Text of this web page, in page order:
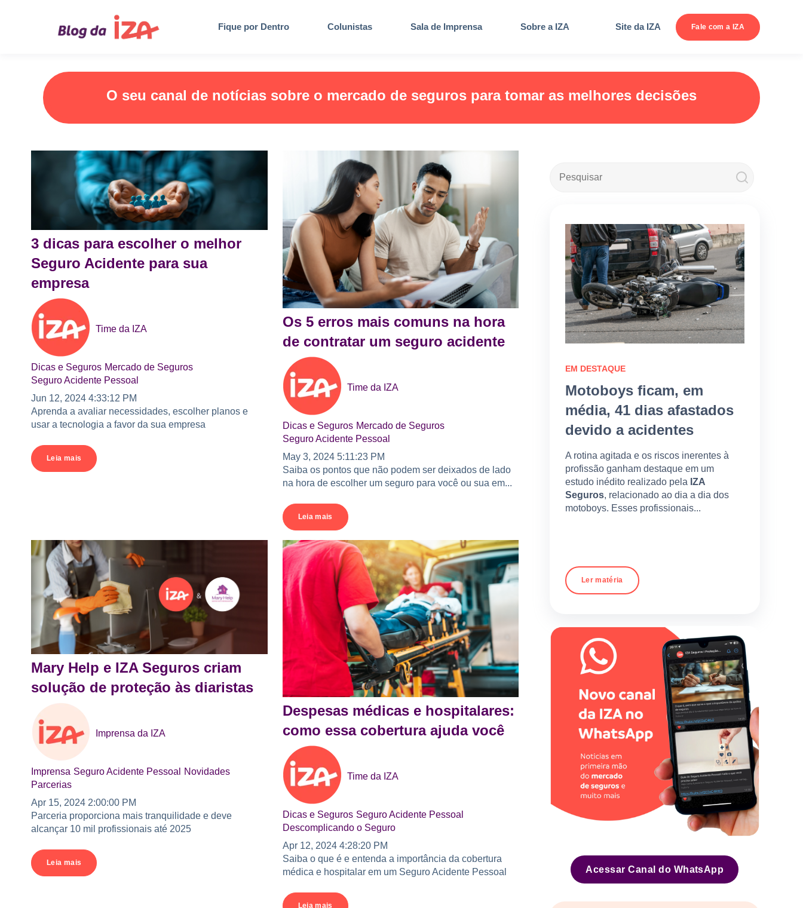
Fique por Dentro Colunistas Sala de Imprensa Sobre a IZA Site da IZA Fale com a IZA
O seu canal de notícias sobre o mercado de seguros para tomar as melhores decisões
3 dicas para escolher o melhor
Seguro Acidente para sua
empresa
Time da IZA
Dicas e Seguros Mercado de Seguros
Seguro Acidente Pessoal
Jun 12, 2024 4:33:12 PM
Aprenda a avaliar necessidades, escolher planos e
usar a tecnologia a favor da sua empresa
Leia mais
Os 5 erros mais comuns na hora
de contratar um seguro acidente
Time da IZA
Dicas e Seguros Mercado de Seguros
Seguro Acidente Pessoal
May 3, 2024 5:11:23 PM
Saiba os pontos que não podem ser deixados de lado
na hora de escolher um seguro para você ou sua em...
Leia mais
Mary Help e IZA Seguros criam
solução de proteção às diaristas
Imprensa da IZA
Imprensa Seguro Acidente Pessoal
Novidades
Parcerias
Apr 15, 2024 2:00:00 PM
Parceria proporciona mais tranquilidade e deve
alcançar 10 mil profissionais até 2025
Leia mais
Despesas médicas e hospitalares:
como essa cobertura ajuda você
Time da IZA
Dicas e Seguros Seguro Acidente Pessoal
Descomplicando o Seguro
Apr 12, 2024 4:28:20 PM
Saiba o que é e entenda a importância da cobertura
médica e hospitalar em um Seguro Acidente Pessoal
Leia mais
Este é um campo de pesquisa com recurso de sugestão
EM DESTAQUE
Motoboys ficam, em
média, 41 dias afastados
devido a acidentes
A rotina agitada e os riscos inerentes à
profissão ganham destaque em um
estudo inédito realizado pela IZA
Seguros, relacionado ao dia a dia dos
motoboys. Esses profissionais...
Ler matéria
Acessar Canal do WhatsApp